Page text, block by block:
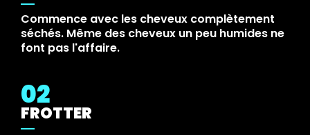
Commence avec les cheveux complètement
séchés. Même des cheveux un peu humides ne
font pas l'affaire.
FROTTER
02